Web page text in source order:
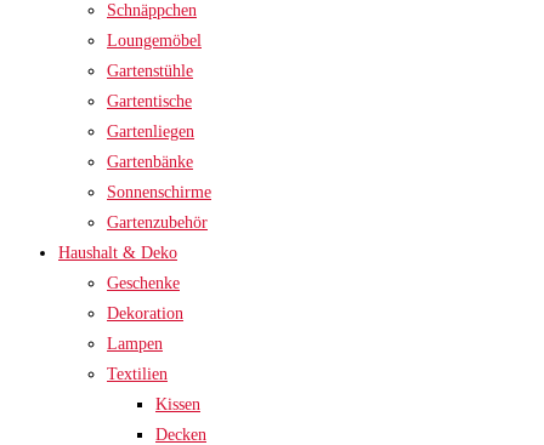
Schnäppchen
Loungemöbel
Gartenstühle
Gartentische
Gartenliegen
Gartenbänke
Sonnenschirme
Gartenzubehör
Haushalt & Deko
Geschenke
Dekoration
Lampen
Textilien
Kissen
Decken